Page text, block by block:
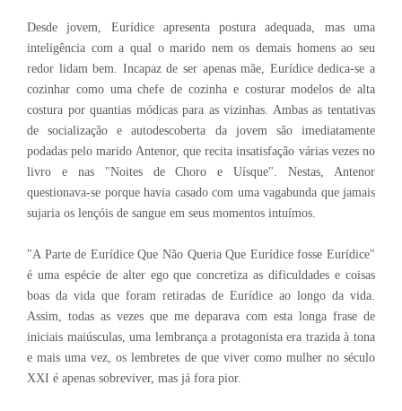
Desde jovem, Eurídice apresenta postura adequada, mas uma
inteligência com a qual o marido nem os demais homens ao seu
redor lidam bem. Incapaz de ser apenas mãe, Eurídice dedica-se a
cozinhar como uma chefe de cozinha e costurar modelos de alta
costura por quantias módicas para as vizinhas. Ambas as tentativas
de socialização e autodescoberta da jovem são imediatamente
podadas pelo marido Antenor, que recita insatisfação várias vezes no
livro e nas "Noites de Choro e Uísque". Nestas, Antenor
questionava-se porque havia casado com uma vagabunda que jamais
sujaria os lençóis de sangue em seus momentos intuímos.
"A Parte de Eurídice Que Não Queria Que Eurídice fosse Eurídice"
é uma espécie de alter ego que concretiza as dificuldades e coisas
boas da vida que foram retiradas de Eurídice ao longo da vida.
Assim, todas as vezes que me deparava com esta longa frase de
iniciais maiúsculas, uma lembrança a protagonista era trazida à tona
e mais uma vez, os lembretes de que viver como mulher no século
XXI é apenas sobreviver, mas já fora pior.